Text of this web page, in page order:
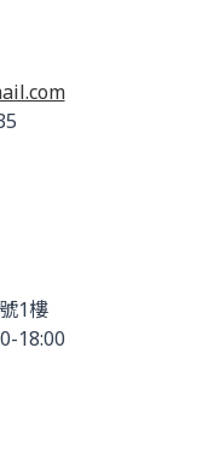
1樓
18:00